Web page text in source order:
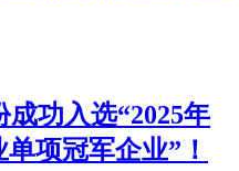
功入选“2025年
项冠军企业”！